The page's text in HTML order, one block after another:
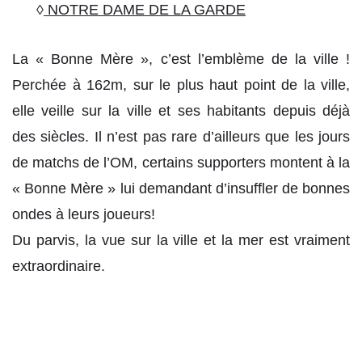
◊ NOTRE DAME DE LA GARDE
La « Bonne Mère », c’est l’emblème de la ville !
Perchée à 162m, sur le plus haut point de la ville,
elle veille sur la ville et ses habitants depuis déjà
des siècles. Il n’est pas rare d’ailleurs que les jours
de matchs de l’OM, certains supporters montent à la
« Bonne Mère » lui demandant d’insuffler de bonnes
ondes à leurs joueurs!
Du parvis, la vue sur la ville et la mer est vraiment
extraordinaire.